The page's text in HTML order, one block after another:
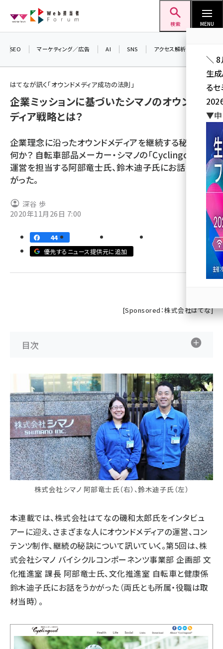
ン
検索 MENU
seo (3528)
youtube (2439)
note (2315)
z世代 (1623)
llmo (1166)
SEO マーケティング／広告 AI SNS アクセス解析／データ分析
はてなが訊く「オウンドメディア成功の法則」
企業ミッションに基づいたシマノのオウンドメ
ディア戦略とは？
企業理念に沿ったオウンドメディアを継続する秘訣は
何か？ 自転車部品メーカー・シマノの「Cyclingood」の
運営を担当する阿部竜士氏、鈴木迪子氏にお話をうか
がった。
深谷 歩
2020年11月26日 7:00
44
優先するニュース提供元に追加
[Sponsored：株式会社はてな]
目次
株式会社シマノ 阿部竜士氏（右）、鈴木迪子氏（左）
本連載では、株式会社はてなの磯和太郎氏をインタビュ
アーに迎え、さまざまな人にオウンドメディアの運営、コン
テンツ制作、継続の秘訣について訊いていく。第5回は、株
式会社シマノ バイシクルコンポーネンツ事業部 企画部 文
化推進室 課長 阿部竜士氏、文化推進室 自転車と健康係
鈴木迪子氏にお話をうかがった（両氏とも所属・役職は取
材当時）。
＼ 8
生
る
▼申